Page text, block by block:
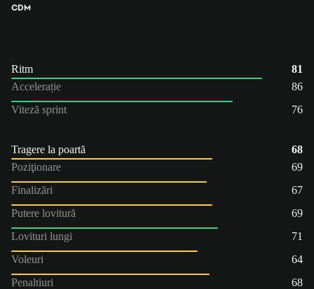
CDM
Ritm
81
Accelerație
86
Viteză sprint
76
Tragere la poartă
68
Poziţionare
69
Finalizări
67
Putere lovitură
69
Lovituri lungi
71
Voleuri
64
Penaltiuri
68